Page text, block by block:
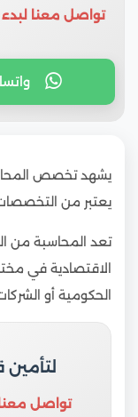
تواصل معنا لبدء
يشهد تخصص
يعتبر من
تعد المحاسبة من
الاقتصادية في
الحكومية أو
تواصل معنا